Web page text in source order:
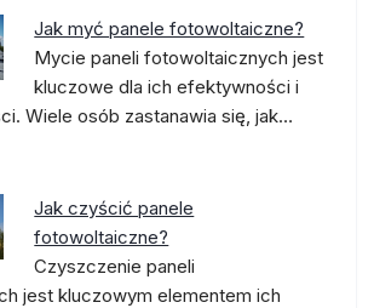
Jak myć panele fotowoltaiczne?
Mycie paneli fotowoltaicznych jest
kluczowe dla ich efektywności i
Wiele osób zastanawia się, jak…
Jak czyścić panele
fotowoltaiczne?
Czyszczenie paneli
jest kluczowym elementem ich